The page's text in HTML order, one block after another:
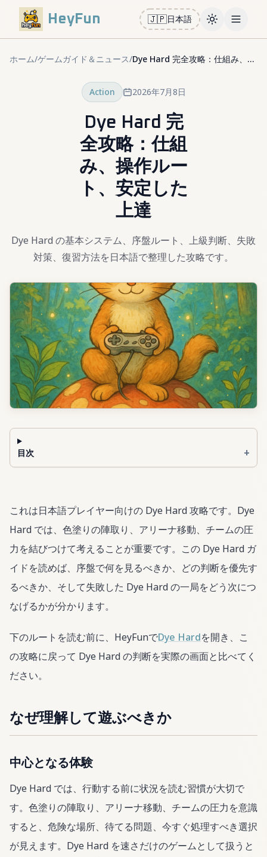
HeyFun 🇯🇵日本語 ToggleOpen
ホーム/ゲームガイド＆ニュース/ Dye Hard 完全攻略：仕組み、操作ルート、安定した上達
Action 2026年7月8日
Dye Hard 完
全攻略：仕組
み、操作ルー
ト、安定した
上達
Dye Hard の基本システム、序盤ルート、上級判断、失敗
対策、復習方法を日本語で整理した攻略です。
目次 +
これは日本語プレイヤー向けの Dye Hard 攻略です。Dye
Hard では、色塗りの陣取り、アリーナ移動、チームの圧
力を結びつけて考えることが重要です。この Dye Hard ガ
イドを読めば、序盤で何を見るべきか、どの判断を優先す
るべきか、そして失敗した Dye Hard の一局をどう次につ
なげるかが分かります。
下のルートを読む前に、HeyFunでDye Hardを開き、こ
の攻略に戻って Dye Hard の判断を実際の画面と比べてく
ださい。
なぜ理解して遊ぶべきか
中心となる体験
Dye Hard では、行動する前に状況を読む習慣が大切で
す。色塗りの陣取り、アリーナ移動、チームの圧力を意識
すると、危険な場所、待てる問題、今すぐ処理すべき選択
が見えます。Dye Hard を速さだけのゲームとして扱うと